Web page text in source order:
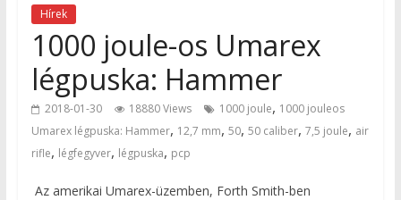
Hírek
1000 joule-os Umarex
légpuska: Hammer
2018-01-30 18880 Views 1000 joule, 1000 jouleos
Umarex légpuska: Hammer, 12,7 mm, 50, 50 caliber, 7,5 joule, air
rifle, légfegyver, légpuska, pcp
Az amerikai Umarex-üzemben, Forth Smith-ben